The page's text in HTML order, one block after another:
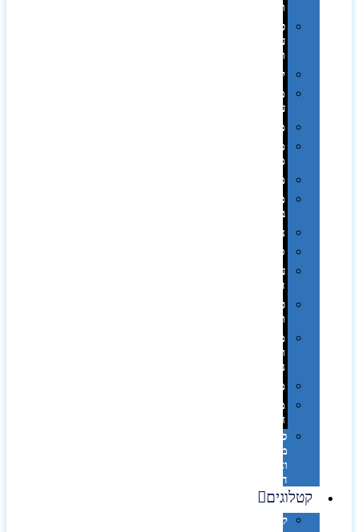
ומארזים
כלי
עבודה
ופנסים
למטבח
מוצרי
עור
מחברות
מחזיקי
מפתחות
משחקים
מתנה
בפחית
נסיעות
ספורט
על
השולחן…
פינוק
וספא
מזוודות
ותיקי
נסיעות
מטריות
מוצרי
חוף
סביבת
מחשב
וציוד
היקפי
קטלוגים
קטלוג